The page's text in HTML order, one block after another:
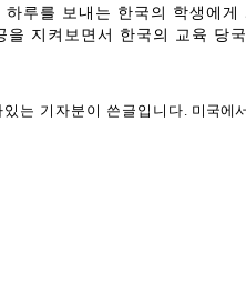
루를 보내는 한국의 학생에게
지켜보면서 한국의 교육 당
는 기자분이 쓴글입니다. 미국에